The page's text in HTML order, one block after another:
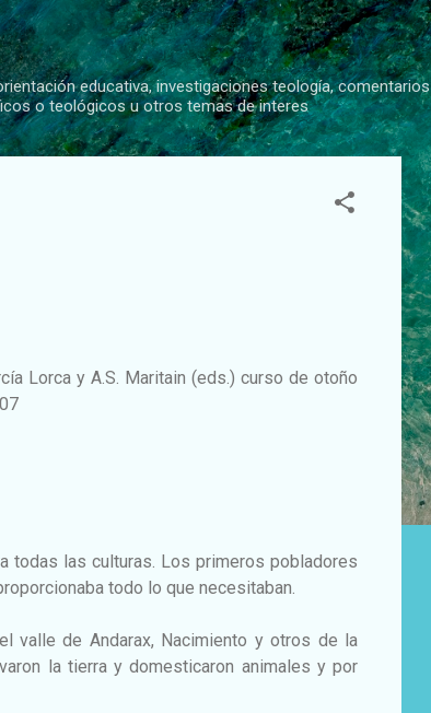
al contenido principal
educativa, investigaciones teología, comentarios
o teológicos u otros temas de interes
Lorca y A.S. Maritain (eds.) curso de otoño
todas las culturas. Los primeros pobladores
todo lo que necesitaban.
valle de Andarax, Nacimiento y otros de la
la tierra y domesticaron animales y por